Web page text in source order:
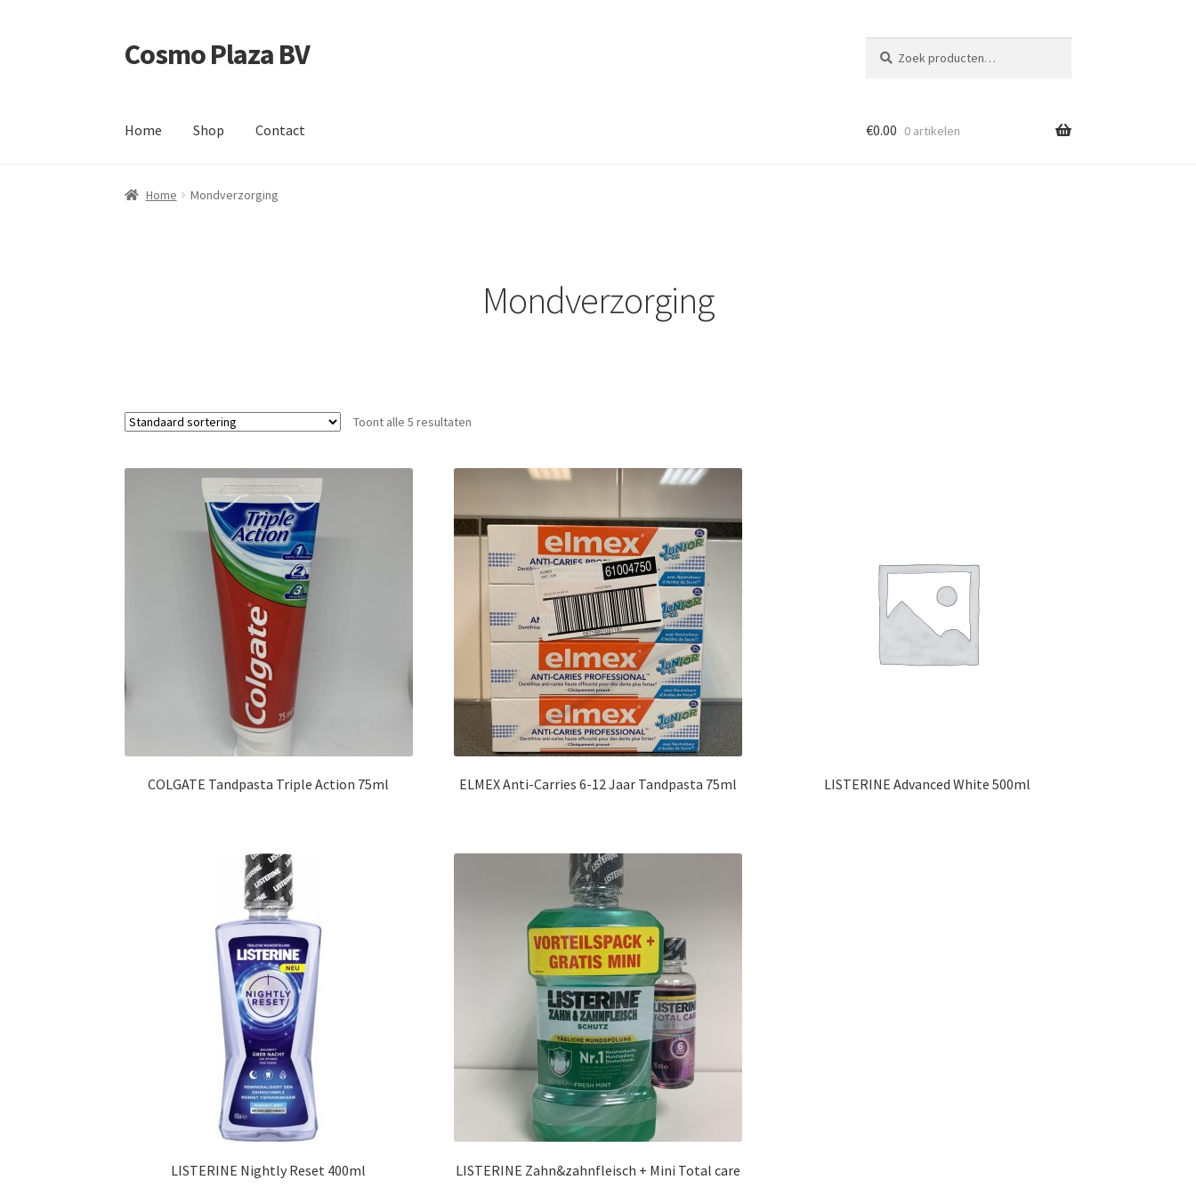
Ga
door
Ga
direct
inhoud
Cosmo Plaza BV
naar:
Home Shop Contact
Home Afrekenen Contact
€0.00 0 artikelen
Home Mondverzorging
Mondverzorging
Toont alle 5 resultaten
COLGATE Tandpasta Triple Action 75ml ELMEX Anti-Carries 6-12 Jaar Tandpasta 75ml LISTERINE Advanced White 500ml
LISTERINE Nightly Reset 400ml LISTERINE Zahn&zahnfleisch + Mini Total care